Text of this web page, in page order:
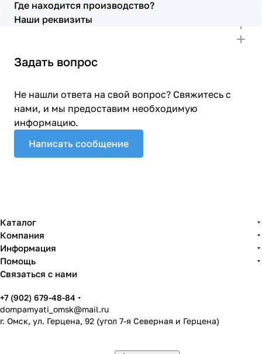
возможности премировать работников.
Где находится производство?
Наши реквизиты
Задать вопрос
Не нашли ответа на свой вопрос? Свяжитесь с
нами, и мы предоставим необходимую
информацию.
Написать сообщение
Каталог
Компания
Информация
Помощь
Связаться с нами
+7 (902) 679-48-84
dompamyati_omsk@mail.ru
г. Омск, ул. Герцена, 92 (угол 7-я Северная и Герцена)